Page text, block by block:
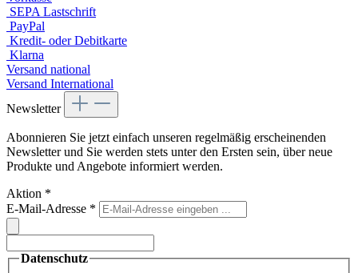
SEPA Lastschrift
PayPal
Kredit- oder Debitkarte
Klarna
Versand national
Versand International
Newsletter
Abonnieren Sie jetzt einfach unseren regelmäßig erscheinenden
Newsletter und Sie werden stets unter den Ersten sein, über neue
Produkte und Angebote informiert werden.
Aktion *
E-Mail-Adresse *
Datenschutz